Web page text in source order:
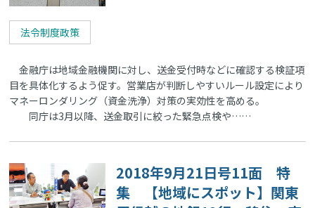
法令制度政策
金融庁は地域金融機関に対し、送金受付時などに確認する検証項
目を具体化するよう促す。営業店が判断しやすいルール設定により
マネーロンダリング（資金洗浄）対策の実効性を高める。
同庁は3月以降、送金取引に絞った緊急点検や……
2018年9月21日号11面 特
集 【地域にスポット】関東